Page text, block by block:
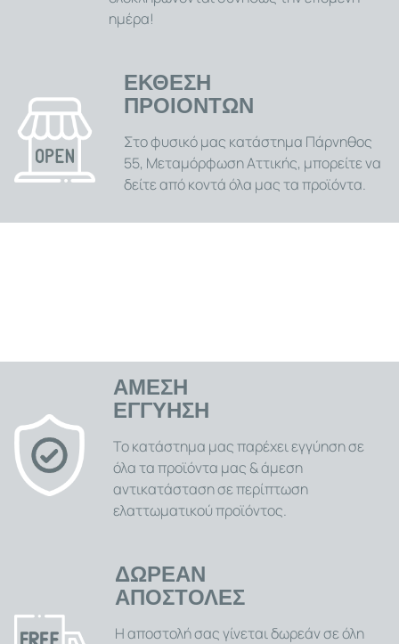
ημέρα!
ΕΚΘΕΣΗ
ΠΡΟΙΟΝΤΩΝ
Στο φυσικό μας κατάστημα Πάρνηθος
55, Μεταμόρφωση Αττικής, μπορείτε να
δείτε από κοντά όλα μας τα προϊόντα.
ΑΜΕΣΗ
ΕΓΓΥΗΣΗ
Το κατάστημα μας παρέχει εγγύηση σε
όλα τα προϊόντα μας & άμεση
αντικατάσταση σε περίπτωση
ελαττωματικού προϊόντος.
ΔΩΡΕΑΝ
ΑΠΟΣΤΟΛΕΣ
Η αποστολή σας γίνεται δωρεάν σε όλη